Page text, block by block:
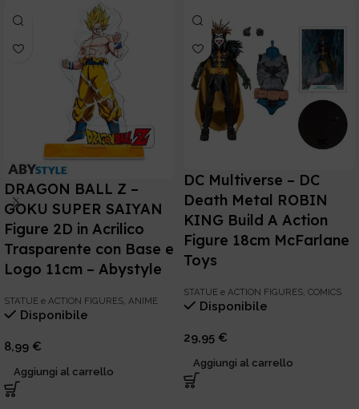
DRAGON BALL Z –
GOKU SUPER SAIYAN
Figure 2D in Acrilico
Trasparente con Base e
Logo 11cm – Abystyle
STATUE e ACTION FIGURES ANIME
Disponibile
8,99 €
Aggiungi al carrello
DC Multiverse – DC
Death Metal ROBIN
KING Build A Action
Figure 18cm McFarlane
Toys
STATUE e ACTION FIGURES, COMICS
Disponibile
29,95 €
Aggiungi al carrello